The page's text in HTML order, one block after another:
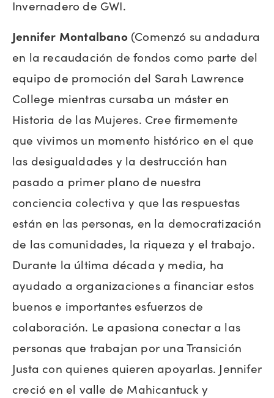
Invernadero de GWI.
Jennifer Montalbano (Comenzó su andadura
en la recaudación de fondos como parte del
equipo de promoción del Sarah Lawrence
College mientras cursaba un máster en
Historia de las Mujeres. Cree firmemente
que vivimos un momento histórico en el que
las desigualdades y la destrucción han
pasado a primer plano de nuestra
conciencia colectiva y que las respuestas
están en las personas, en la democratización
de las comunidades, la riqueza y el trabajo.
Durante la última década y media, ha
ayudado a organizaciones a financiar estos
buenos e importantes esfuerzos de
colaboración. Le apasiona conectar a las
personas que trabajan por una Transición
Justa con quienes quieren apoyarlas. Jennifer
creció en el valle de Mahicantuck y